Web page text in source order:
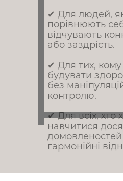
✔ Для людей,
порівнюють
відчувають
або заздрість.
✔ Для тих,
будувати
без
контролю.
✔ Для всіх, хто
навчитися
домовленостей
гармонійні